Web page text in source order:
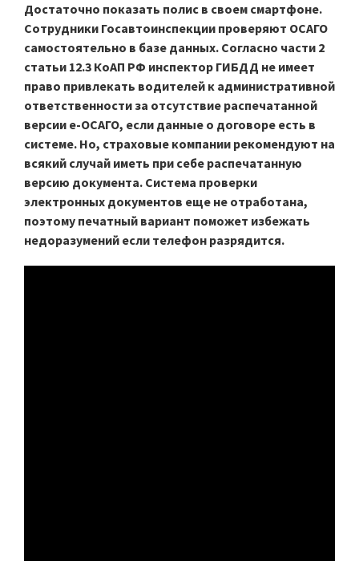
Достаточно показать полис в своем смартфоне.
Сотрудники Госавтоинспекции проверяют ОСАГО
самостоятельно в базе данных. Согласно части 2
статьи 12.3 КоАП РФ инспектор ГИБДД не имеет
право привлекать водителей к административной
ответственности за отсутствие распечатанной
версии е-ОСАГО, если данные о договоре есть в
системе. Но, страховые компании рекомендуют на
всякий случай иметь при себе распечатанную
версию документа. Система проверки
электронных документов еще не отработана,
поэтому печатный вариант поможет избежать
недоразумений если телефон разрядится.